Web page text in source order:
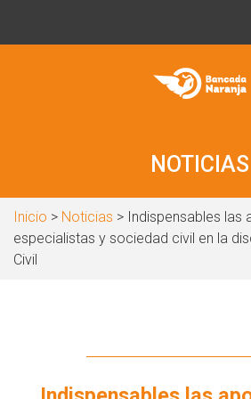
NOTICIAS
Inicio > Noticias > Indispensables las
especialistas y sociedad civil en la
Civil